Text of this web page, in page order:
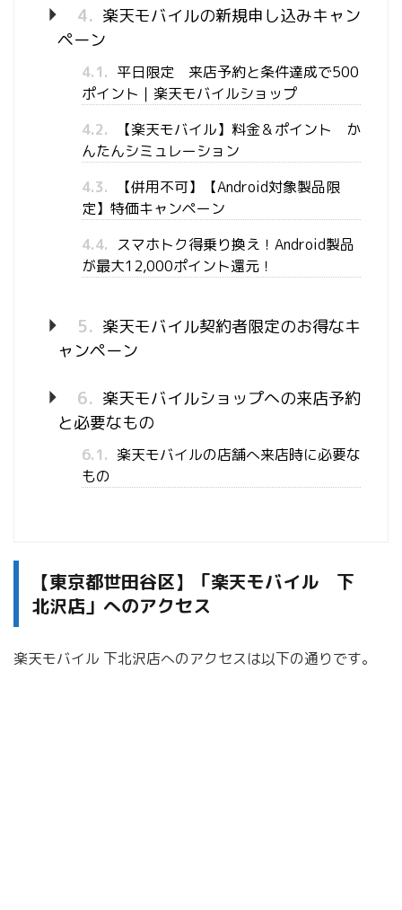
4. 楽天モバイルの新規申し込みキャン
ペーン
4.1. 平日限定 来店予約と条件達成で500
ポイント｜楽天モバイルショップ
4.2.
【楽天モバイル】料金＆ポイント か
んたんシミュレーション
4.3.
【併用不可】【Android対象製品限
定】特価キャンペーン
4.4. スマホトク得乗り換え！Android製品
が最大12,000ポイント還元！
5. 楽天モバイル契約者限定のお得なキ
ャンペーン
6. 楽天モバイルショップへの来店予約
と必要なもの
6.1. 楽天モバイルの店舗へ来店時に必要な
もの
【東京都世田谷区】「楽天モバイル 下
北沢店」へのアクセス
楽天モバイル 下北沢店へのアクセスは以下の通りです。